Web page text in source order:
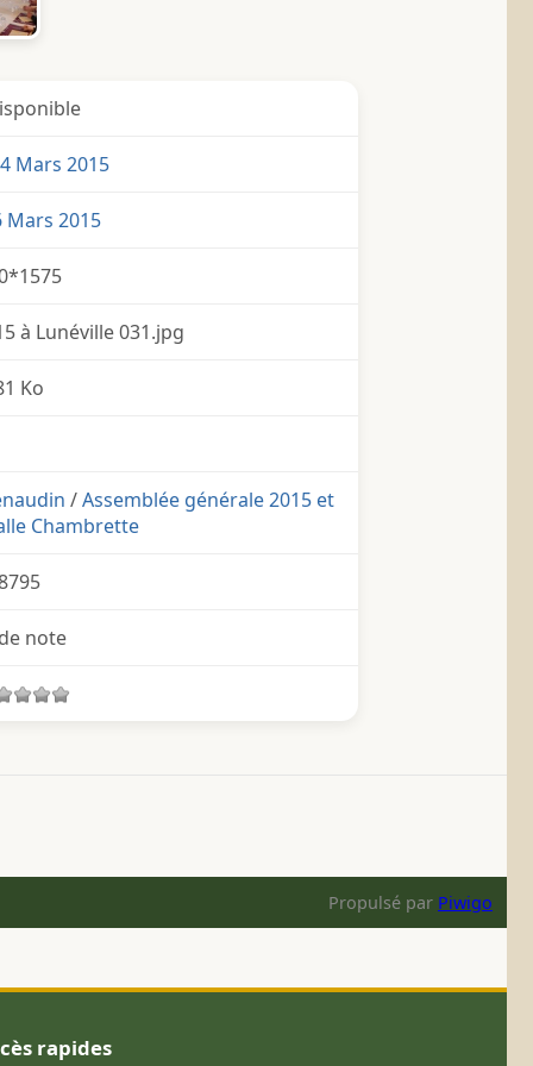
Mars 2015
Mars 2015
à Lunéville 031.jpg
Ko
/Assemblée générale 2015 et
Chambrette
note
Propulsé par Piwigo
rapides